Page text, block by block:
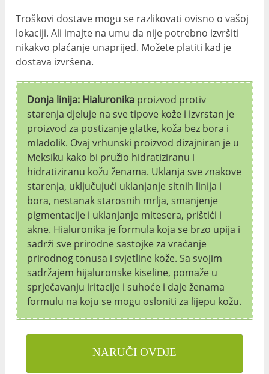
Troškovi dostave mogu se razlikovati ovisno o vašoj
lokaciji. Ali imajte na umu da nije potrebno izvršiti
nikakvo plaćanje unaprijed. Možete platiti kad je
dostava izvršena.
Donja linija: Hialuronika proizvod protiv
starenja djeluje na sve tipove kože i izvrstan je
proizvod za postizanje glatke, koža bez bora i
mladolik. Ovaj vrhunski proizvod dizajniran je u
Meksiku kako bi pružio hidratiziranu i
hidratiziranu kožu ženama. Uklanja sve znakove
starenja, uključujući uklanjanje sitnih linija i
bora, nestanak starosnih mrlja, smanjenje
pigmentacije i uklanjanje mitesera, prištići i
akne. Hialuronika je formula koja se brzo upija i
sadrži sve prirodne sastojke za vraćanje
prirodnog tonusa i svjetline kože. Sa svojim
sadržajem hijaluronske kiseline, pomaže u
sprječavanju iritacije i suhoće i daje ženama
formulu na koju se mogu osloniti za lijepu kožu.
NARUČI OVDJE